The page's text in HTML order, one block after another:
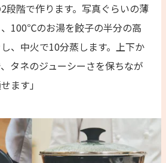
段階で作ります。写真ぐらいの薄
100℃のお湯を餃子の半分の高
、中火で10分蒸します。上下か
タネのジューシーさを保ちなが
ます」